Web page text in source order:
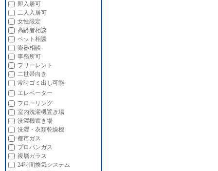
即入居可
二人入居可
女性限定
高齢者相談
ペット相談
楽器相談
事務所可
フリーレント
二世帯向き
常時ゴミ出し可能
エレベーター
フローリング
室内洗濯機置き場
洗濯機置き場
洗濯・衣類乾燥機
都市ガス
プロパンガス
複層ガラス
24時間換気システム